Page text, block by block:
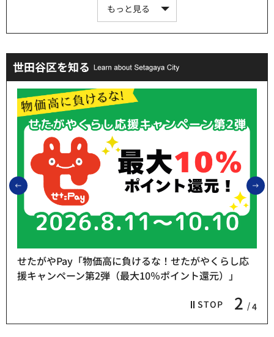
もっと見る
世田谷区を知る
前のスライドを表示
STOP 2 4
せたがやPay「物価高に負けるな！せたがやくらし応
援キャンペーン第2弾（最大10％ポイント還元）」